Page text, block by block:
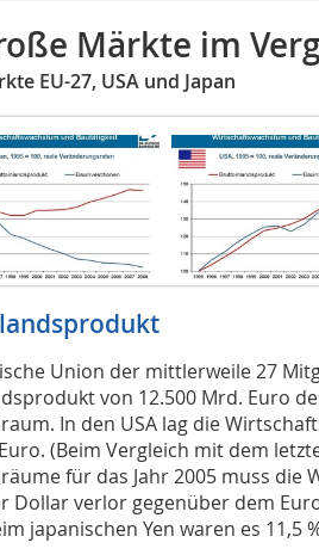
Märkte im
EU-27, USA und Japan
Union der mittlerweile 27
von 12.500 Mrd. Euro
In den USA lag die
(Beim Vergleich mit dem
für das Jahr 2005 muss die
Dollar verlor gegenüber dem
japanischen Yen waren es 11,5